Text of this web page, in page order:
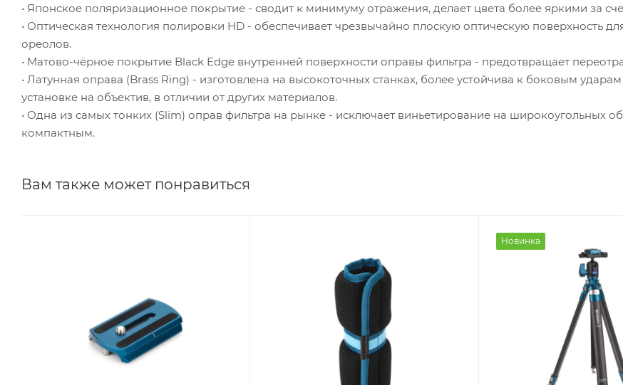
• Японское поляризационное покрытие - сводит к минимуму отражения, делает цвета более яркими за
• Оптическая технология полировки HD - обеспечивает чрезвычайно плоскую оптическую поверхность
ореолов.
• Матово-чёрное покрытие Black Edge внутренней поверхности оправы фильтра - предотвращает
• Латунная оправа (Brass Ring) - изготовлена на высокоточных станках, более устойчива к боковым
установке на объектив, в отличии от других материалов.
• Одна из самых тонких (Slim) оправ фильтра на рынке - исключает виньетирование на широкоугольных
компактным.
Вам также может понравиться
Новинка